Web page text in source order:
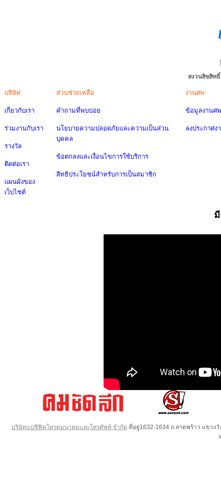
สงวนลิขสิท
บริษัท
เกี่ยวกับเรา
ร่วมงานกับเรา
รางวัล
ติดต่อเรา
แผนผังของ
เว็บไซต์
ส่วนช่วยเหลือ
คำถามที่พบบ่อย
นโยบายความปลอดภัยและความเป็นส่วน
บุคคล
ข้อตกลงและเงื่อนไขการใช้บริการ
สิทธิประโยชน์สำหรับการเป็นสมาชิก
งานศพ
ข้อมูลงานศพ
ลงประกาศง
บริษัทแปซิฟิคโทรคมนาคมและโทรศัพท์ จำกัด ที่อยู่1632-1634 ถ.ลาดพร้าว แขวง